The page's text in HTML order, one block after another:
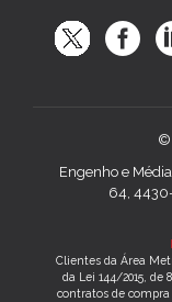
©
Engenho e
64,
Clientes da Área
da Lei 144/2015,
contratos de